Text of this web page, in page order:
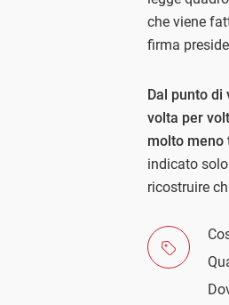
che viene
firma
Dal punto di
volta per
molto meno
indicato
ricostruire